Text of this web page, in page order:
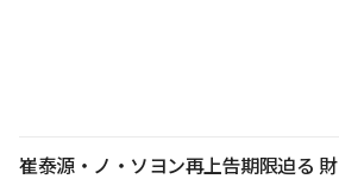
崔泰源・ノ・ソヨン再上告期限迫る 財